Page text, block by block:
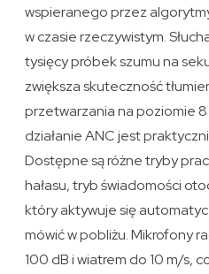
wspieranego przez
w czasie rzeczywistym.
tysięcy próbek szumu na
zwiększa skuteczność
przetwarzania na poziomie
działanie ANC jest
Dostępne są różne tryby
hałasu, tryb świadomości
który aktywuje się
mówić w pobliżu. Mikrofony
100 dB i wiatrem do 10 m/s,